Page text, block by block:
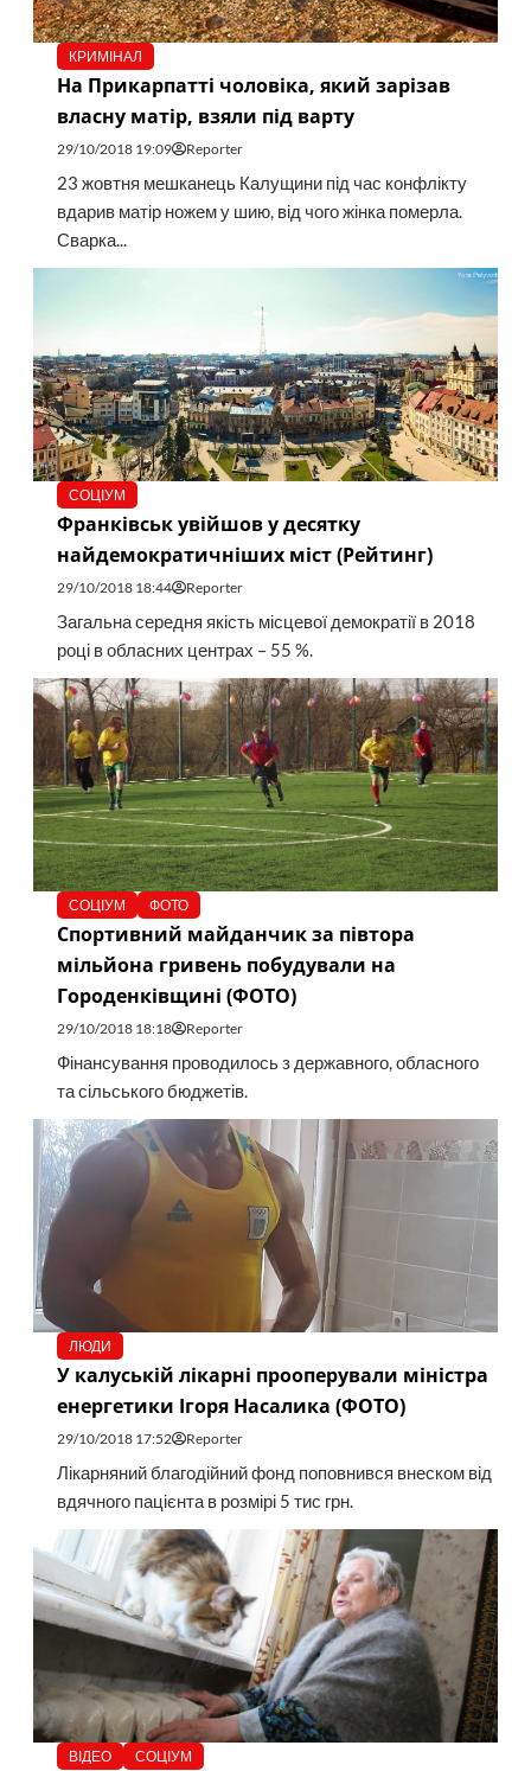
КРИМІНАЛ
На Прикарпатті чоловіка, який зарізав
власну матір, взяли під варту
29/10/2018 19:09 Reporter
23 жовтня мешканець Калущини під час конфлікту
вдарив матір ножем у шию, від чого жінка померла.
Сварка...
СОЦІУМ
Франківськ увійшов у десятку
найдемократичніших міст (Рейтинг)
29/10/2018 18:44 Reporter
Загальна середня якість місцевої демократії в 2018
році в обласних центрах – 55 %.
СОЦІУМ ФОТО
Спортивний майданчик за півтора
мільйона гривень побудували на
Городенківщині (ФОТО)
29/10/2018 18:18 Reporter
Фінансування проводилось з державного, обласного
та сільського бюджетів.
ЛЮДИ
У калуській лікарні прооперували міністра
енергетики Ігоря Насалика (ФОТО)
29/10/2018 17:52 Reporter
Лікарняний благодійний фонд поповнився внеском від
вдячного пацієнта в розмірі 5 тис грн.
ВІДЕО СОЦІУМ